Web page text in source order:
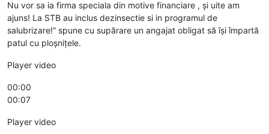
Nu vor sa ia firma speciala din motive financiare , și uite am
ajuns! La STB au inclus dezinsectie si in programul de
salubrizare!” spune cu supărare un angajat obligat să își împartă
patul cu ploșnițele.
Player video
00:00
00:07
Player video